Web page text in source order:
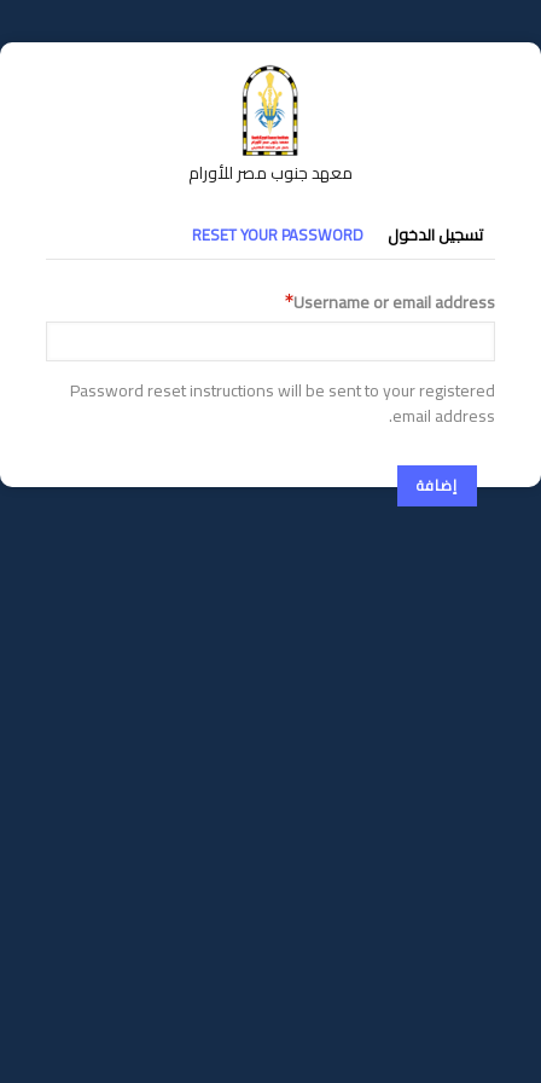
إلى
المحتوى
معهد جنوب مصر للأورام
التبويبات
الأساسية
تسجيل الدخول RESET YOUR PASSWORD
Username or email address
Password reset instructions will be sent to your registered
email address.